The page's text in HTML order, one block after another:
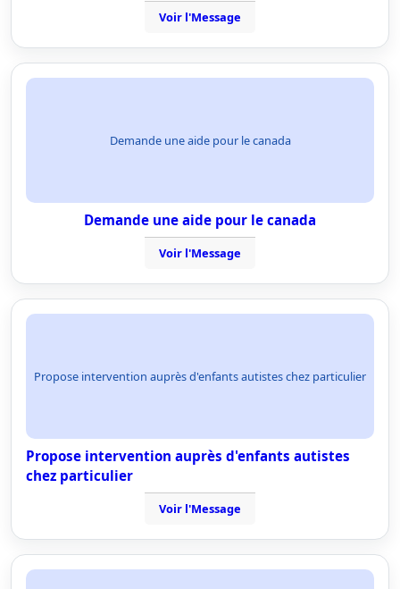
Voir l'Message
Demande une aide pour le canada
Demande une aide pour le canada
Voir l'Message
Propose intervention auprès d'enfants autistes chez particulier
Propose intervention auprès d'enfants autistes
chez particulier
Voir l'Message